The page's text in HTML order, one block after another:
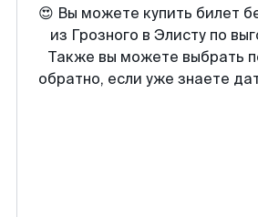
😍 Вы можете купить билет
из Грозного в Элисту по
Также вы можете выбрать
обратно, если уже знаете